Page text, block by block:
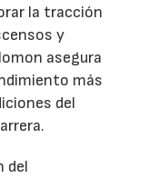
la tracción
y
asegura
más
del
del